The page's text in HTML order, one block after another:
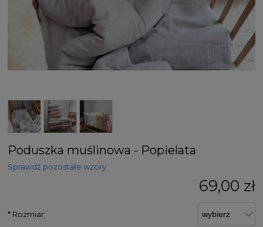
Poduszka muślinowa - Popielata
Sprawdź pozostałe wzory
69,00 zł
* Rozmiar: